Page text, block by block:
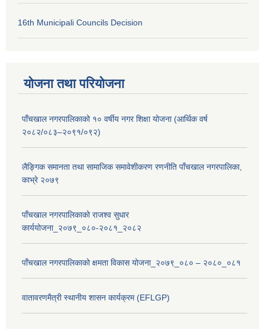
16th Municipali Councils Decision
योजना तथा परियोजना
पाँचखाल नगरपालिकाको १० वर्षीय नगर शिक्षा योजना (आर्थिक वर्ष
२०८२/०८३–२०९१/०९२)
लैङ्गिक समानता तथा सामाजिक समावेशीकरण रणनीति पाँचखाल नगरपालिका,
काभ्रे २०७९
पाँचखाल नगरपालिकाको राजश्व सुधार
कार्ययोजना_२०७९_०८०-२०८१_२०८२
पाँचखाल नगरपालिकाको क्षमता विकास योजना_२०७९_०८० – २०८०_०८१
वातावरणमैत्री स्थानीय शासन कार्यक्रम (EFLGP)